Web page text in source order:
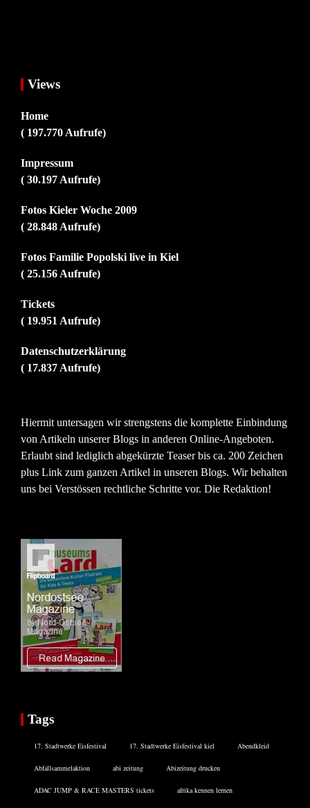
Views
Home
( 197.770 Aufrufe)
Impressum
( 30.197 Aufrufe)
Fotos Kieler Woche 2009
( 28.848 Aufrufe)
Fotos Familie Popolski live in Kiel
( 25.156 Aufrufe)
Tickets
( 19.951 Aufrufe)
Datenschutzerklärung
( 17.837 Aufrufe)
Hiermit untersagen wir strengstens die komplette Einbindung
von Artikeln unserer Blogs in anderen Online-Angeboten.
Erlaubt sind lediglich abgekürzte Teaser bis ca. 200 Zeichen
plus Link zum ganzen Artikel in unseren Blogs. Wir behalten
uns bei Verstössen rechtliche Schritte vor. Die Redaktion!
Tags
17. Stadtwerke Eisfestival 17. Stadtwerke Eisfestival kiel Abendkleid
Abfallsammelaktion abi zeitung Abizeitung drucken
ADAC JUMP & RACE MASTERS tickets afrika kennen lernen